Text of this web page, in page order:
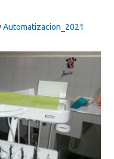
Automatizacion_2021